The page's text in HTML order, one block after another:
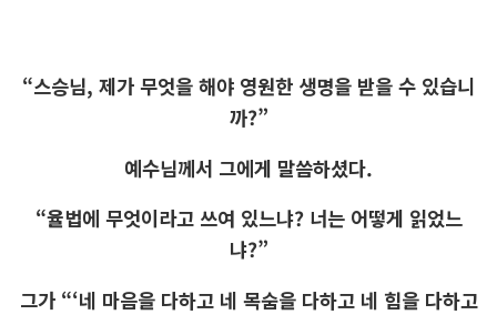
“스승님, 제가 무엇을 해야 영원한 생명을 받을 수 있습니
까?”
예수님께서 그에게 말씀하셨다.
“율법에 무엇이라고 쓰여 있느냐? 너는 어떻게 읽었느
냐?”
그가 “‘네 마음을 다하고 네 목숨을 다하고 네 힘을 다하고